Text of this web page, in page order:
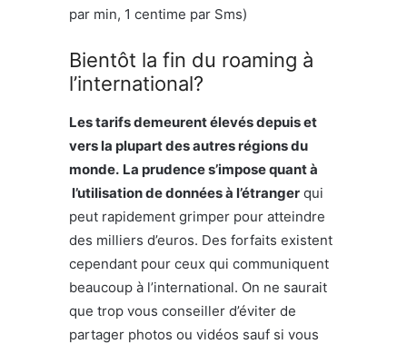
par min, 1 centime par Sms)
Bientôt la fin du roaming à
l’international?
Les tarifs demeurent élevés depuis et
vers la plupart des autres régions du
monde. La prudence s’impose quant à
l’utilisation de données à l’étranger qui
peut rapidement grimper pour atteindre
des milliers d’euros. Des forfaits existent
cependant pour ceux qui communiquent
beaucoup à l’international. On ne saurait
que trop vous conseiller d’éviter de
partager photos ou vidéos sauf si vous